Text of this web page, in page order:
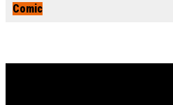
Comic